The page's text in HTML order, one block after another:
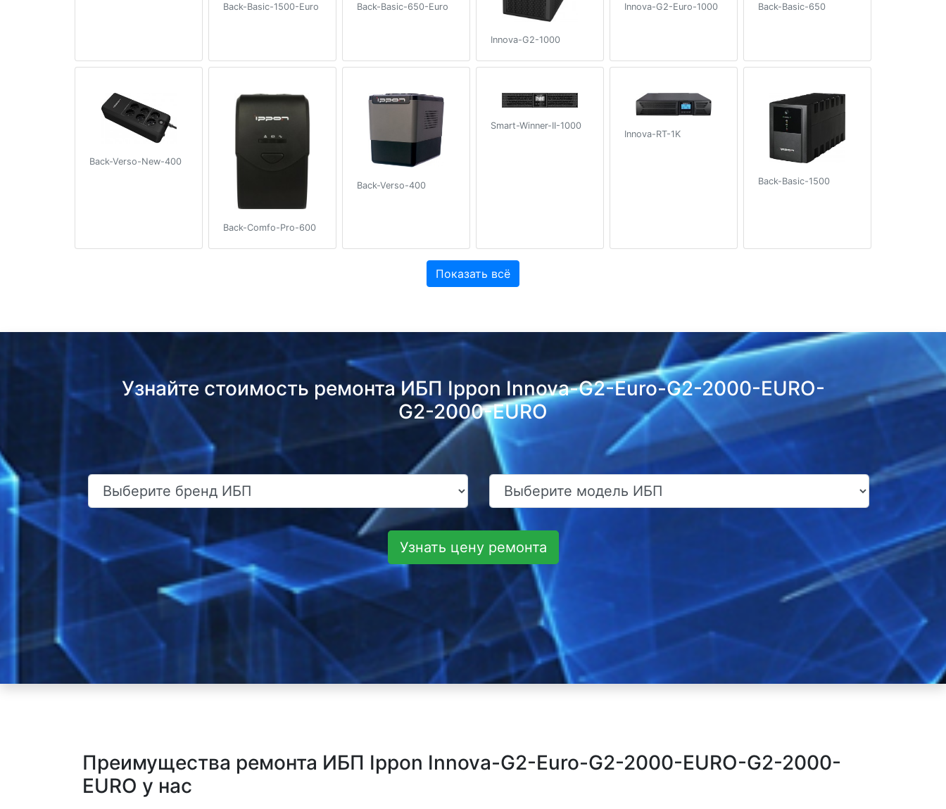
Back-Basic-1500-Euro Back-Basic-650-Euro
Innova-G2-1000
Innova-G2-Euro-1000 Back-Basic-650
Back-Verso-New-400
Back-Comfo-Pro-600
Back-Verso-400
Smart-Winner-II-1000
Innova-RT-1K
Back-Basic-1500
Показать всё
Узнайте стоимость ремонта ИБП Ippon Innova-G2-Euro-G2-2000-EURO-
G2-2000-EURO
Узнать цену ремонта
Преимущества ремонта ИБП Ippon Innova-G2-Euro-G2-2000-EURO-G2-2000-
EURO у нас